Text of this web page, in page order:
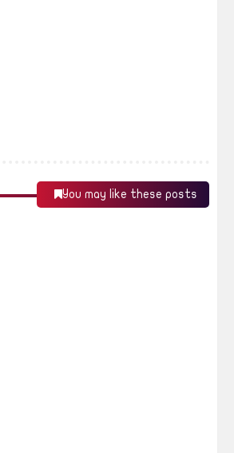
You may like these posts